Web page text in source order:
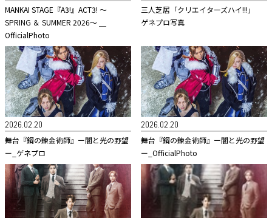
MANKAI STAGE『A3!』ACT3! ～
SPRING ＆ SUMMER 2026～ ＿
OfficialPhoto
三人芝居「クリエイターズハイ!!!」
ゲネプロ写真
2026.02.20
舞台『鋼の錬金術師』ー闇と光の野望
ー_ゲネプロ
2026.02.20
舞台『鋼の錬金術師』ー闇と光の野望
ー_OfficialPhoto